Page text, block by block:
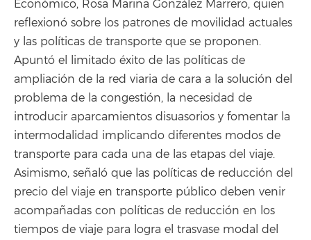
Económico, Rosa Marina González Marrero, quien
reflexionó sobre los patrones de movilidad actuales
y las políticas de transporte que se proponen.
Apuntó el limitado éxito de las políticas de
ampliación de la red viaria de cara a la solución del
problema de la congestión, la necesidad de
introducir aparcamientos disuasorios y fomentar la
intermodalidad implicando diferentes modos de
transporte para cada una de las etapas del viaje.
Asimismo, señaló que las políticas de reducción del
precio del viaje en transporte público deben venir
acompañadas con políticas de reducción en los
tiempos de viaje para logra el trasvase modal del